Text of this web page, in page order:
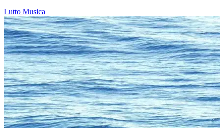
Lutto Musica